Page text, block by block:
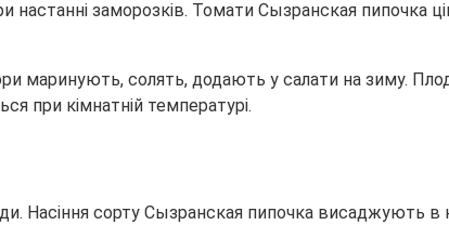
настанні заморозків. Томати Сызранская пипочка
маринують, солять, додають у салати на зиму.
при кімнатній температурі.
Насіння сорту Сызранская пипочка висаджують в